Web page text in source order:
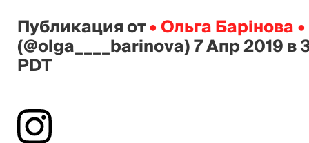
Публикация от• Ольга Барінова •
(@olga____barinova)7 Апр 2019 в
PDT